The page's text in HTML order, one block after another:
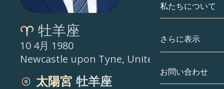
牡羊座
牡牛座
蟹座
出生図
有名人
アストロカー
私たちについて
さらに表示
相性
お問い合わせ
牡羊座
10 4月 1980
Newcastle upon Tyne, United Kingdom
太陽宮 牡羊座